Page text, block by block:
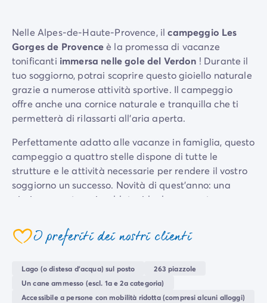
Lo spirito Homair
Vivi l'esperienza
L'Esperienza Homair
Servizi & info utili
I nostri servizi
I nostri pacchetti ristorazione
Il Servizio Clienti Homair
Assicurazione di cancellazione
Modalità di pagamento
Nelle Alpes-de-Haute-Provence, ilcampeggio Les
Gorges de Provenceè la promessa di vacanze
tonificanti immersa nelle gole del Verdon ! Durante il
tuo soggiorno, potrai scoprire questo gioiello naturale
grazie a numerose attività sportive. Il campeggio
offre anche una cornice naturale e tranquilla che ti
permetterà di rilassarti all'aria aperta.
Perfettamente adatto alle vacanze in famiglia, questo
campeggio a quattro stelle dispone di tutte le
strutture e le attività necessarie per rendere il vostro
soggiorno un successo. Novità di quest'anno: una
piscina coperta e riscaldata, ideale per nuotare con
di squadra e un programma di intrattenimento serale
per farvi trascorrere un momento indimenticabile. Il
il bar offre giochi per tutta la famiglia.
Inoltre il campeggio dispone di una propriabase
I preferiti dei nostri clienti
Lago (o distesa d'acqua) sul posto
263 piazzole
Un cane ammesso (escl. 1a e 2a categoria)
Accessibile a persone con mobilità ridotta (compresi alcuni alloggi)